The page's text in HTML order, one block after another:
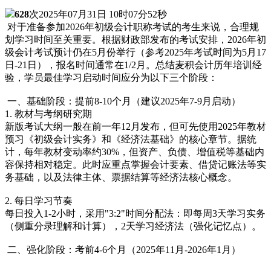
628次2025年07月31日 10时07分52秒
对于准备参加2026年初级会计职称考试的考生来说，合理规
划学习时间至关重要。根据财政部发布的考试安排，2026年初
级会计考试预计仍在5月份举行（参考2025年考试时间为5月17
日-21日），报名时间通常在1/2月。总结麦积会计历年培训经
验，学员最佳学习启动时间应分为以下三个阶段：
一、基础阶段：提前8-10个月（建议2025年7-9月启动）
1. 教材与考纲研究期
新版考试大纲一般在前一年12月发布，但可先使用2025年教材
预习《初级会计实务》和《经济法基础》的核心章节。据统
计，每年教材变动率约30%，但资产、负债、增值税等基础内
容保持相对稳定。此时应重点掌握会计要素、借贷记账法等实
务基础，以及法律主体、票据结算等经济法核心概念。
2. 每日学习节奏
每日投入1-2小时，采用"3:2"时间分配法：即每周3天学习实务
（侧重分录理解和计算），2天学习经济法（强化记忆点）。
二、强化阶段：考前4-6个月（2025年11月-2026年1月）